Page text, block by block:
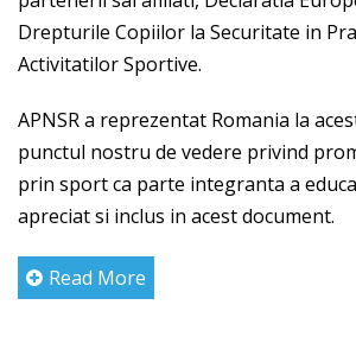
Drepturile Copiilor la Securitate in
Activitatilor Sportive.
APNSR a reprezentat Romania la
punctul nostru de vedere privind
prin sport ca parte integranta a
apreciat si inclus in acest document.
Read More